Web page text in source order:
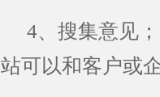
4、搜集意见
站可以和客户或